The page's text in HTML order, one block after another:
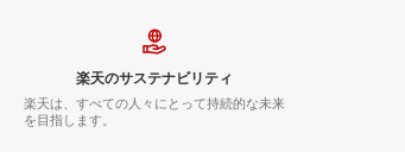
楽天のサステナビリティ
楽天は、すべての人々にとって持続的な未来
を目指します。